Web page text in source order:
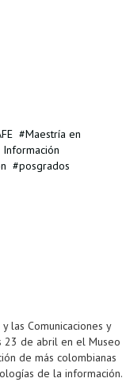
Maestría en
posgrados
las Comunicaciones y
23 de abril en el Museo
de más colombianas
de la información.